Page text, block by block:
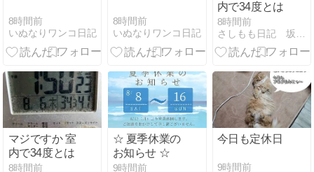
8時間前
いぬなりワンコ日記
8時間前
いぬなりワンコ日記
内で34度とは
8時間前
マジですか 室
内で34度とは
8時間前
☆ 夏季休業の
お知らせ ☆
9時間前
今日も定休日
9時間前